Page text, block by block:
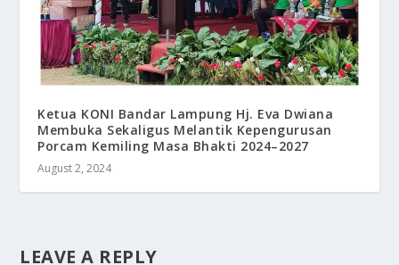
Ketua KONI Bandar Lampung Hj. Eva Dwiana
Membuka Sekaligus Melantik Kepengurusan
Porcam Kemiling Masa Bhakti 2024–2027
August 2, 2024
LEAVE A REPLY